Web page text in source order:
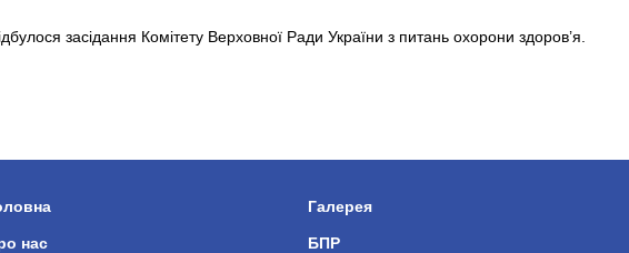
засідання Комітету Верховної Ради України з питань охорони здоров’я.
нас
Галерея
БПР